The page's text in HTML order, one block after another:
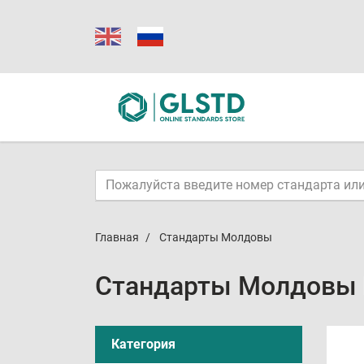
Главная Стандарты Молдовы
Стандарты Молдовы
Категория